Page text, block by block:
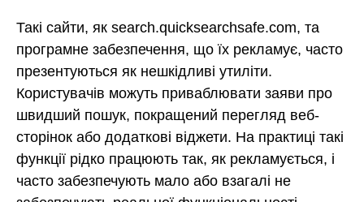
Такі сайти, як search.quicksearchsafe.com, та
програмне забезпечення, що їх рекламує, часто
презентуються як нешкідливі утиліти.
Користувачів можуть приваблювати заяви про
швидший пошук, покращений перегляд веб-
сторінок або додаткові віджети. На практиці такі
функції рідко працюють так, як рекламується, і
часто забезпечують мало або взагалі не